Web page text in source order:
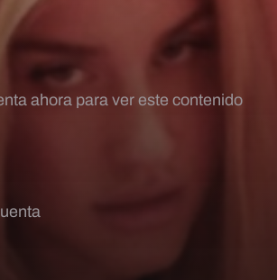
ahora para ver este contenido